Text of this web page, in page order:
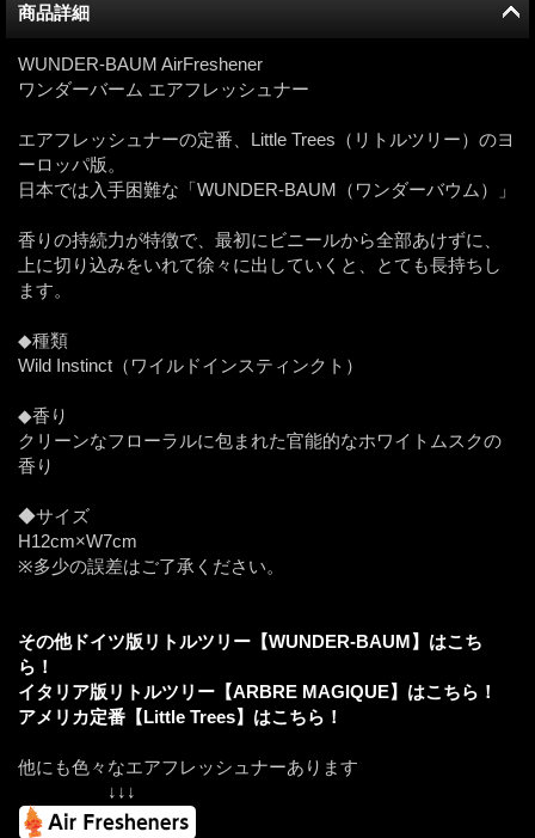
商品詳細
WUNDER-BAUM AirFreshener
ワンダーバーム エアフレッシュナー
エアフレッシュナーの定番、Little Trees（リトルツリー）のヨ
ーロッパ版。
日本では入手困難な「WUNDER-BAUM（ワンダーバウム）」
香りの持続力が特徴で、最初にビニールから全部あけずに、
上に切り込みをいれて徐々に出していくと、とても長持ちし
ます。
◆種類
Wild Instinct（ワイルドインスティンクト）
◆香り
クリーンなフローラルに包まれた官能的なホワイトムスクの
香り
◆サイズ
H12cm×W7cm
※多少の誤差はご了承ください。
その他ドイツ版リトルツリー【WUNDER-BAUM】はこち
ら！
イタリア版リトルツリー【ARBRE MAGIQUE】はこちら！
アメリカ定番【Little Trees】はこちら！
他にも色々なエアフレッシュナーあります
↓↓↓